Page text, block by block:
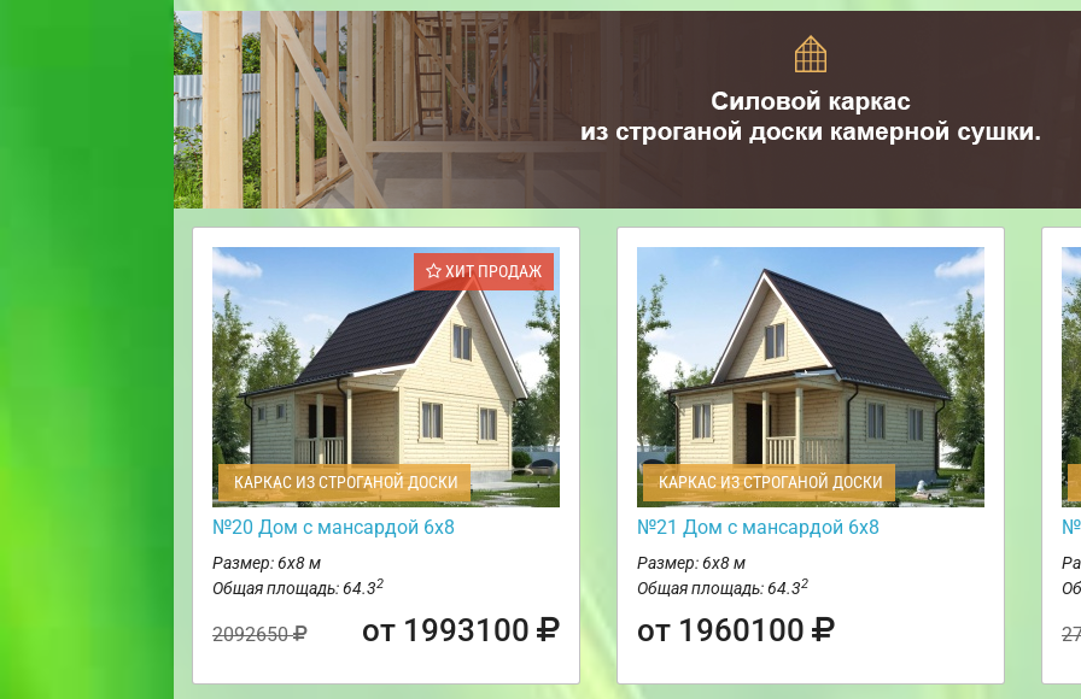
ХИТ ПРОДАЖ
КАРКАС ИЗ СТРОГАНОЙ ДОСКИ
№20 Дом с мансардой 6х8
Размер: 6х8 м
Общая площадь: 64.32
2092650 от 1993100
КАРКАС ИЗ СТРОГАНОЙ ДОСКИ
№21 Дом с мансардой 6х8
Размер: 6х8 м
Общая площадь: 64.32
от 1960100